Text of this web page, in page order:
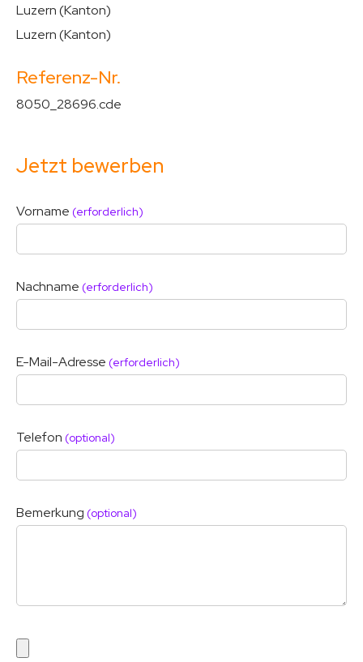
Luzern (Kanton)
Luzern (Kanton)
Referenz-Nr.
8050_28696.cde
Jetzt bewerben
Vorname (erforderlich)
Nachname (erforderlich)
E-Mail-Adresse (erforderlich)
Telefon (optional)
Bemerkung (optional)